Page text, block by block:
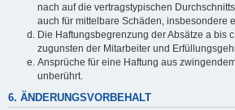
nach auf die vertragstypischen
auch für mittelbare Schäden, insbesondere
Die Haftungsbegrenzung der Absätze a bis
zugunsten der Mitarbeiter und
Ansprüche für eine Haftung aus
unberührt.
6. ÄNDERUNGSVORBEHALT